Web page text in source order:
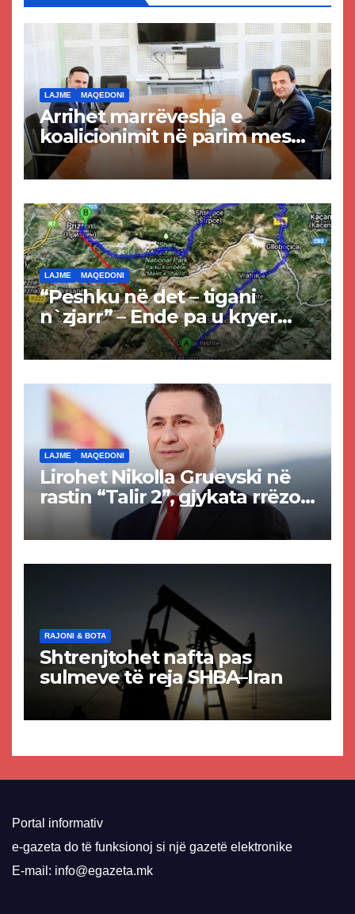
LAJME MAQEDONI
Arrihet marrëveshja e
koalicionimit në parim mes
Kurtit dhe Abdixhikut
LAJME MAQEDONI
“Peshku në det – tigani
n`zjarr” – Ende pa u kryer
projekti i tunelit, komuna e
Tetovës nis punimet për
LAJME MAQEDONI
Lirohet Nikolla Gruevski në
rastin “Talir 2”, gjykata rrëzon
akuzat për ndërtimin e
paligjshëm të selisë së
RAJONI & BOTA
Shtrenjtohet nafta pas
sulmeve të reja SHBA–Iran
Portal informativ
e-gazeta do të funksionoj si një gazetë elektronike
E-mail: info@egazeta.mk